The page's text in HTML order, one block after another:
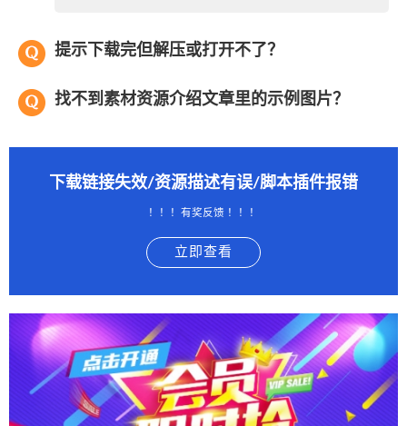
提示下载完但解压或打开不了？
找不到素材资源介绍文章里的示例图片？
下载链接失效/资源描述有误/脚本插件报错
！！！有奖反馈 ！！！
立即查看